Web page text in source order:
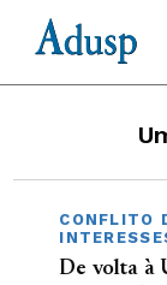
CONFLITO
De volta à